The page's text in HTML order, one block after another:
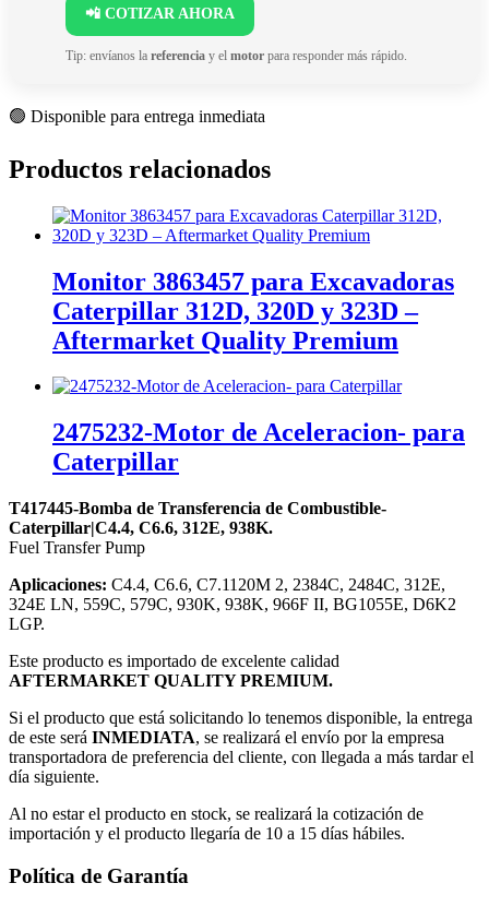
📲 COTIZAR AHORA
Tip: envíanos la referencia y el motor para responder más rápido.
🟢 Disponible para entrega inmediata
Productos relacionados
Monitor 3863457 para Excavadoras
Caterpillar 312D, 320D y 323D –
Aftermarket Quality Premium
2475232-Motor de Aceleracion- para
Caterpillar
T417445-Bomba de Transferencia de Combustible-
Caterpillar|C4.4, C6.6, 312E, 938K.
Fuel Transfer Pump
Aplicaciones: C4.4, C6.6, C7.1120M 2, 2384C, 2484C, 312E,
324E LN, 559C, 579C, 930K, 938K, 966F II, BG1055E, D6K2
LGP.
Este producto es importado de excelente calidad
AFTERMARKET QUALITY PREMIUM.
Si el producto que está solicitando lo tenemos disponible, la entrega
de este será INMEDIATA, se realizará el envío por la empresa
transportadora de preferencia del cliente, con llegada a más tardar el
día siguiente.
Al no estar el producto en stock, se realizará la cotización de
importación y el producto llegaría de 10 a 15 días hábiles.
Política de Garantía